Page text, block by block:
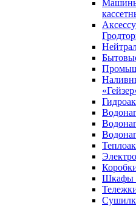
Машины
Шкафы